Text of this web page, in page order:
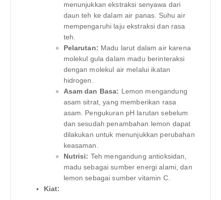
menunjukkan ekstraksi senyawa dari
daun teh ke dalam air panas. Suhu air
mempengaruhi laju ekstraksi dan rasa
teh.
Pelarutan: Madu larut dalam air karena
molekul gula dalam madu berinteraksi
dengan molekul air melalui ikatan
hidrogen.
Asam dan Basa: Lemon mengandung
asam sitrat, yang memberikan rasa
asam. Pengukuran pH larutan sebelum
dan sesudah penambahan lemon dapat
dilakukan untuk menunjukkan perubahan
keasaman.
Nutrisi: Teh mengandung antioksidan,
madu sebagai sumber energi alami, dan
lemon sebagai sumber vitamin C.
Kiat: